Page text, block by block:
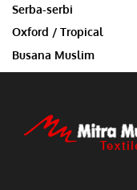
Serba-serbi
Oxford / Tropical
Busana Muslim